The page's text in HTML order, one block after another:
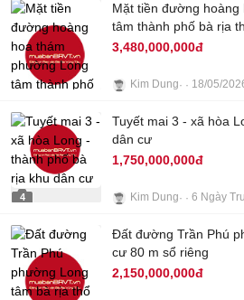
5
5
Mặt tiền đường
tâm thành phố bà rịa th
3,480,000,000đ
Kim Dung 18/05/
4
Tuyết mai 3 - xã hòa
dân cư
1,750,000,000đ
Kim Dung 6 Ngày
Đất đường Trần Phú
cư 80 m sổ riêng
2,150,000,000đ